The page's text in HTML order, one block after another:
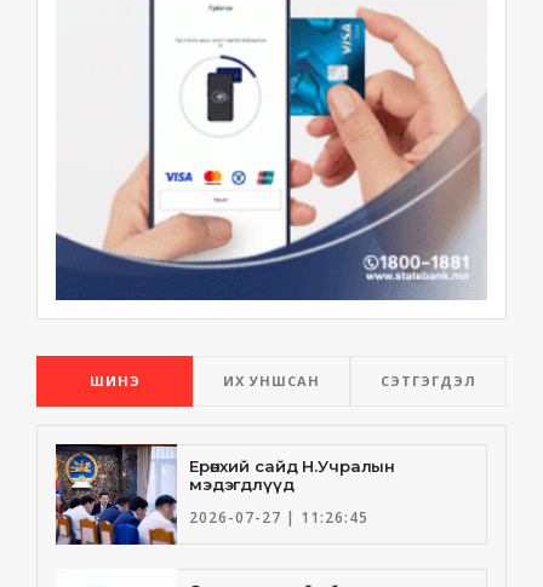
ШИНЭ ИХ УНШСАН СЭТГЭГДЭЛ
Ерөнхий сайд Н.Учралын
мэдэгдлүүд
2026-07-27 | 11:26:45